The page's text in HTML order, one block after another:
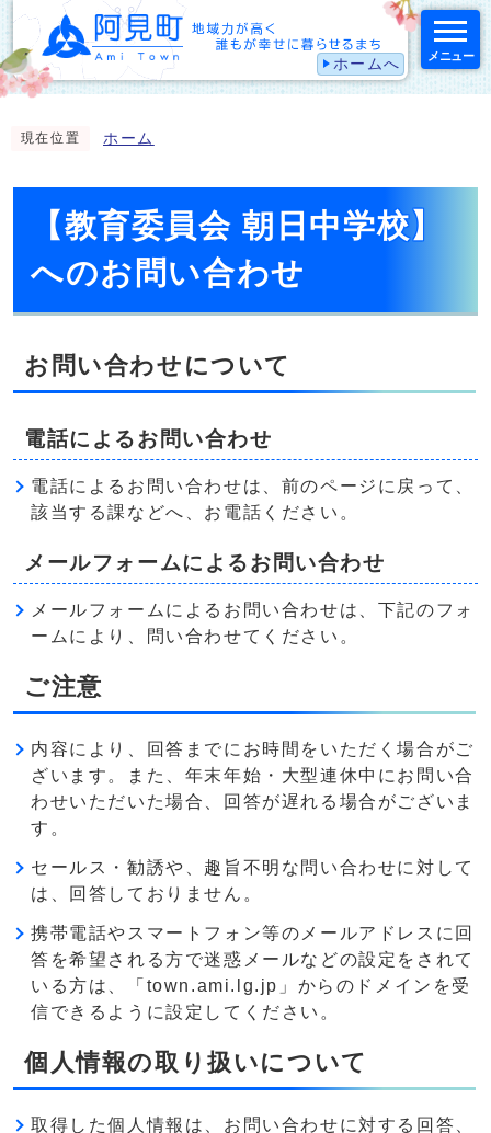
ホームへ メニュー
現在位置 ホーム
【教育委員会 朝日中学校】
へのお問い合わせ
お問い合わせについて
電話によるお問い合わせ
電話によるお問い合わせは、前のページに戻って、
該当する課などへ、お電話ください。
メールフォームによるお問い合わせ
メールフォームによるお問い合わせは、下記のフォ
ームにより、問い合わせてください。
ご注意
内容により、回答までにお時間をいただく場合がご
ざいます。また、年末年始・大型連休中にお問い合
わせいただいた場合、回答が遅れる場合がございま
す。
セールス・勧誘や、趣旨不明な問い合わせに対して
は、回答しておりません。
携帯電話やスマートフォン等のメールアドレスに回
答を希望される方で迷惑メールなどの設定をされて
いる方は、「town.ami.lg.jp」からのドメインを受
信できるように設定してください。
個人情報の取り扱いについて
取得した個人情報は、お問い合わせに対する回答、